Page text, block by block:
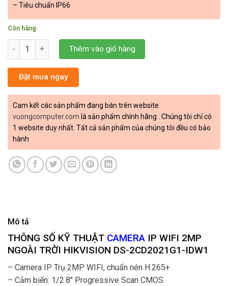
– Tiêu chuẩn IP66
Còn hàng
Camera HIKVISION DS-2CD2021G1-IDW1 số lượng
Thêm vào giỏ hàng
Đặt mua ngay
Cam kết các sản phẩm đang bán trên website
vuongcomputer.com là sản phẩm chính hãng . Chúng tôi chỉ có
1 website duy nhất. Tất cả sản phẩm của chúng tôi đều có bảo
hành
Mô tả
THÔNG SỐ KỸ THUẬT CAMERA IP WIFI 2MP
NGOÀI TRỜI HIKVISION DS-2CD2021G1-IDW1
– Camera IP Trụ 2MP WIFI, chuẩn nén H.265+
– Cảm biến: 1/2.8″ Progressive Scan CMOS